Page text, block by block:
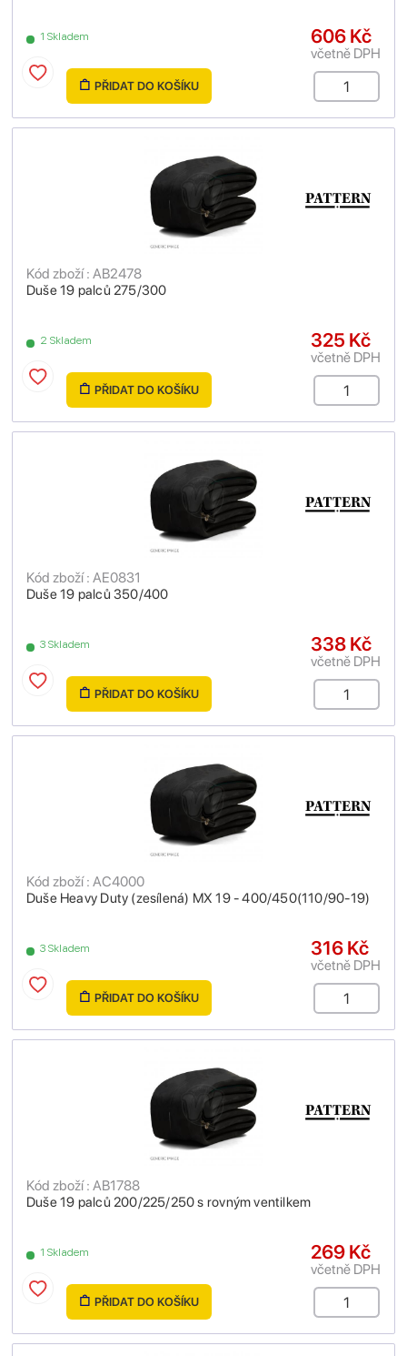
1 Skladem 606 Kč
včetně DPH
PŘIDAT DO KOŠÍKU
Duše 19 palců 275/300
Kód zboží : AB2478
2 Skladem 325 Kč
včetně DPH
PŘIDAT DO KOŠÍKU
Duše 19 palců 350/400
Kód zboží : AE0831
3 Skladem 338 Kč
včetně DPH
PŘIDAT DO KOŠÍKU
Duše Heavy Duty (zesílená) MX 19 - 400/450(110/90-19)
Kód zboží : AC4000
3 Skladem 316 Kč
včetně DPH
PŘIDAT DO KOŠÍKU
Duše 19 palců 200/225/250 s rovným ventilkem
Kód zboží : AB1788
1 Skladem 269 Kč
včetně DPH
PŘIDAT DO KOŠÍKU